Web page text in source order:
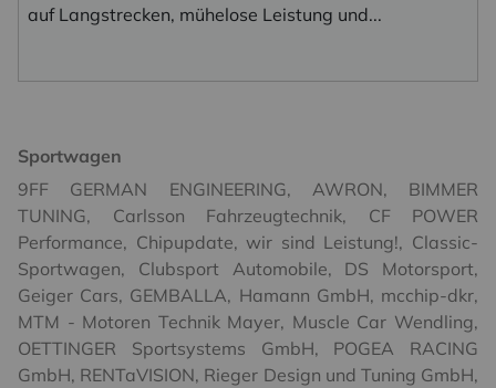
auf Langstrecken, mühelose Leistung und...
Sportwagen
9FF GERMAN ENGINEERING, AWRON, BIMMER
TUNING, Carlsson Fahrzeugtechnik, CF POWER
Performance, Chipupdate, wir sind Leistung!, Classic-
Sportwagen, Clubsport Automobile, DS Motorsport,
Geiger Cars, GEMBALLA, Hamann GmbH, mcchip-dkr,
MTM - Motoren Technik Mayer, Muscle Car Wendling,
OETTINGER Sportsystems GmbH, POGEA RACING
GmbH, RENTaVISION, Rieger Design und Tuning GmbH,